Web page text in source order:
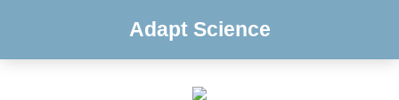
Adapt Science